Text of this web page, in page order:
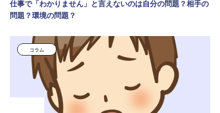
仕事で「わかりません」と言えないのは自分の問題？相手の
問題？環境の問題？
コラム